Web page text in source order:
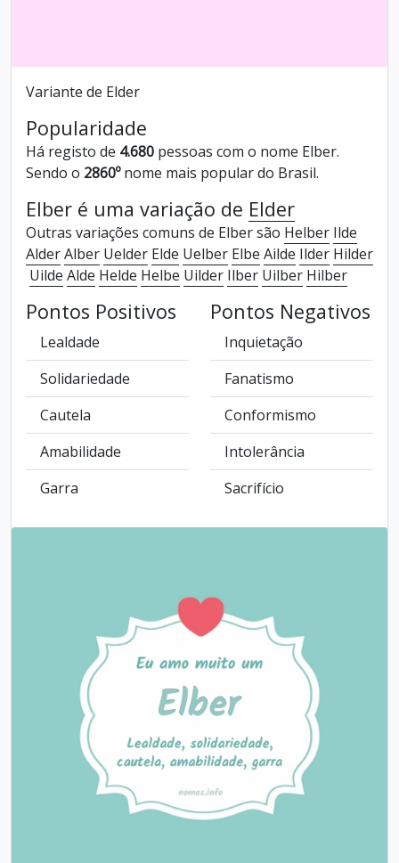
Variante de Elder
Popularidade
Há registo de 4.680 pessoas com o nome Elber.
Sendo o 2860ºnome mais popular do Brasil.
Elber é uma variação de Elder
Outras variações comuns de Elber são Helber Ilde
AlderAlber Uelder Elde Uelber Elbe Ailde Ilder Hilder
Uilde Alde Helde Helbe Uilder Ilber Uilber Hilber
Pontos Positivos
Lealdade
Solidariedade
Cautela
Amabilidade
Garra
Pontos Negativos
Inquietação
Fanatismo
Conformismo
Intolerância
Sacrifício